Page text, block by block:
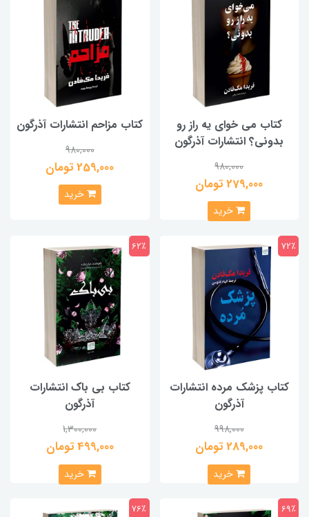
کتاب می خوای یه راز رو
بدونی؟ انتشارات آذرگون
980,000
279,000 تومان
خرید
کتاب مزاحم انتشارات آذرگون
980,000
259,000 تومان
خرید
کتاب پزشک مرده انتشارات
آذرگون
998,000
289,000 تومان
72٪
خرید
کتاب بی باک انتشارات
آذرگون
1,300,000
499,000 تومان
62٪
خرید
69٪ 76٪